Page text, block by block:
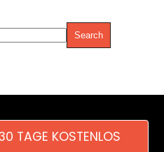
TAGE KOSTENLOS